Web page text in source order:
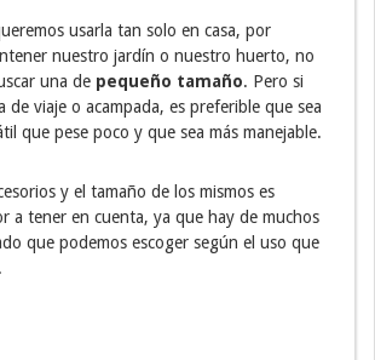
usarla tan solo en casa, por
nuestro jardín o nuestro huerto, no
una de pequeño tamaño. Pero si
de viaje o acampada, es preferible que sea
que pese poco y que sea más manejable.
y el tamaño de los mismos es
a tener en cuenta, ya que hay de muchos
que podemos escoger según el uso que